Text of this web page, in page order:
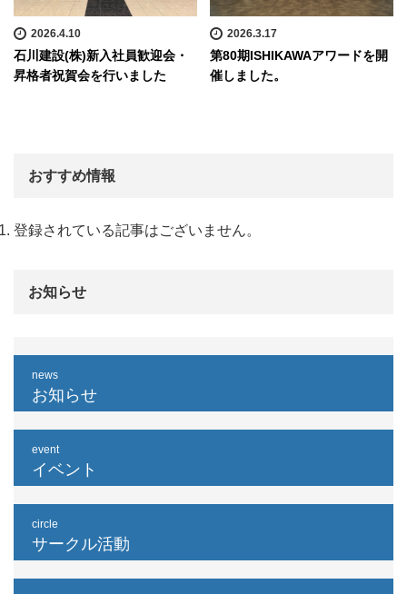
2026.4.10
石川建設(株)新入社員歓迎会・
昇格者祝賀会を行いました
2026.3.17
第80期ISHIKAWAアワードを開
催しました。
おすすめ情報
登録されている記事はございません。
お知らせ
news
お知らせ
event
イベント
circle
サークル活動